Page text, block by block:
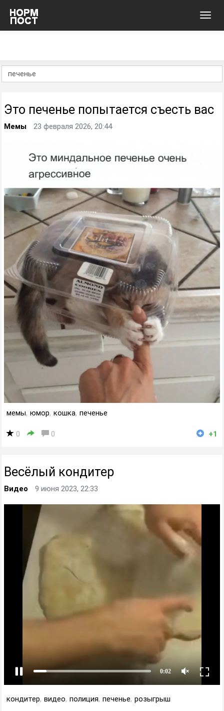
Это печенье попытается съесть вас
Мемы 23 февраля 2026, 20:44
мемы, юмор, кошка, печенье
0 0 +1
Весёлый кондитер
Видео 9 июня 2023, 22:33
кондитер, видео, полиция, печенье, розыгрыш